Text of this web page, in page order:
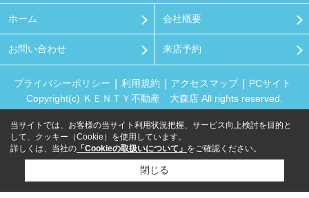
ホーム 会社概要
お問い合わせ 来店予約
プライバシーポリシー 利用規約 アクセスマップ
PCサイト
Copyright(c) ＫＥＮＴＹ不動産 大森店 All rights reserved.
当サイトでは、お客様の当サイト利用状況把握、サービス向上検討を目的と
して、クッキー（Cookie）を使用しています。
詳しくは、当社の 「Cookieの取扱いについて」 をご確認ください。
閉じる